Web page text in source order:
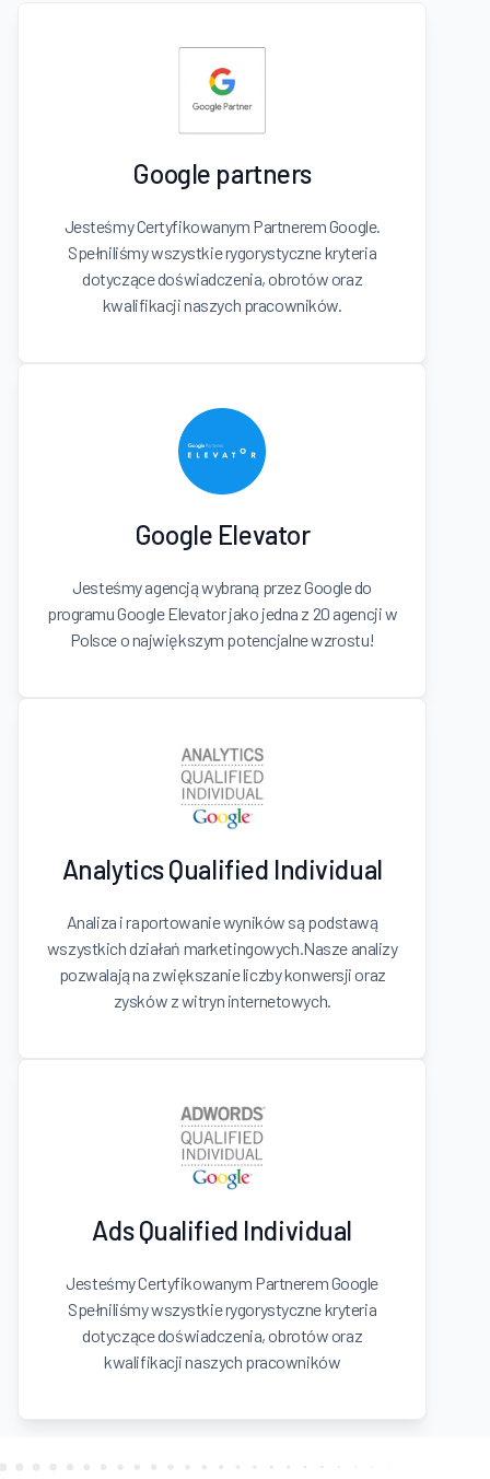
Google partners
Jesteśmy Certyfikowanym Partnerem Google.
Spełniliśmy wszystkie rygorystyczne kryteria
dotyczące doświadczenia, obrotów oraz
kwalifikacji naszych pracowników.
Google Elevator
Jesteśmy agencją wybraną przez Google do
programu Google Elevator jako jedna z 20 agencji w
Polsce o największym potencjalne wzrostu!
Analytics Qualified Individual
Analiza i raportowanie wyników są podstawą
wszystkich działań marketingowych.Nasze analizy
pozwalają na zwiększanie liczby konwersji oraz
zysków z witryn internetowych.
Ads Qualified Individual
Jesteśmy Certyfikowanym Partnerem Google
Spełniliśmy wszystkie rygorystyczne kryteria
dotyczące doświadczenia, obrotów oraz
kwalifikacji naszych pracowników